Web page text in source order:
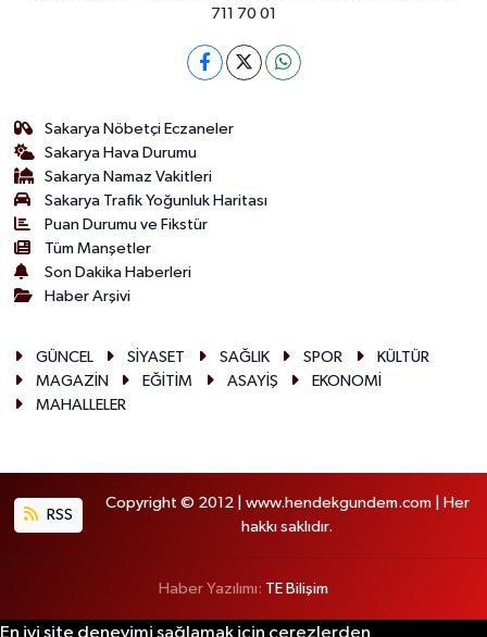
711 70 01
Sakarya Nöbetçi Eczaneler
Sakarya Hava Durumu
Sakarya Namaz Vakitleri
Sakarya Trafik Yoğunluk Haritası
Puan Durumu ve Fikstür
Tüm Manşetler
Son Dakika Haberleri
Haber Arşivi
GÜNCEL SİYASET SAĞLIK SPOR
KÜLTÜR
MAGAZİN
EĞİTİM ASAYİŞ
EKONOMİ
MAHALLELER
RSS
Copyright © 2012 | www.hendekgundem.com | Her
hakkı saklıdır.
Haber Yazılımı: TE Bilişim
En iyi site deneyimi sağlamak için çerezlerden